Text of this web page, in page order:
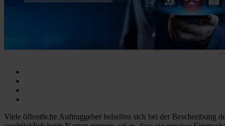
Viele öffentliche Auftraggeber behelfen sich bei der Beschreibung